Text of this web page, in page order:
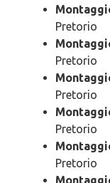
Pretorio
Pretorio
Pretorio
Pretorio
Pretorio